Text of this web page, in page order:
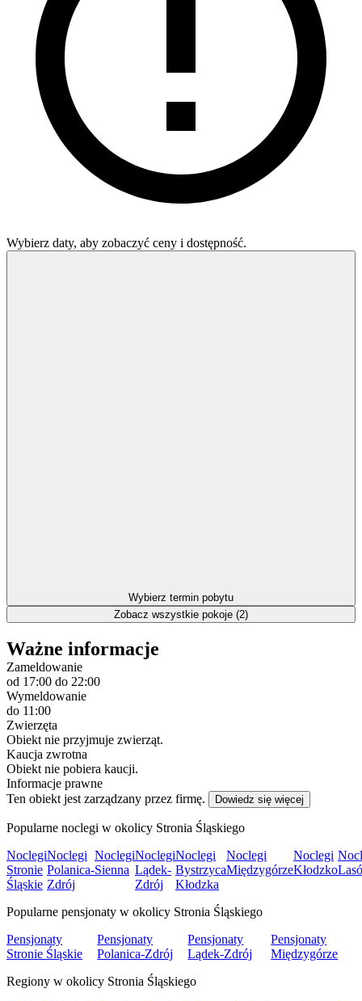
Wybierz daty, aby zobaczyć ceny i dostępność.
Wybierz termin pobytu
Zobacz wszystkie pokoje (2)
Ważne informacje
Zameldowanie
od 17:00 do 22:00
Wymeldowanie
do 11:00
Zwierzęta
Obiekt nie przyjmuje zwierząt.
Kaucja zwrotna
Obiekt nie pobiera kaucji.
Informacje prawne
Ten obiekt jest zarządzany przez firmę.
Dowiedz się więcej
Popularne noclegi w okolicy Stronia Śląskiego
Noclegi
Stronie
Śląskie
Noclegi
Polanica-
Zdrój
Noclegi
Sienna
Noclegi
Lądek-
Zdrój
Noclegi
Bystrzyca
Kłodzka
Noclegi
Międzygórze
Noclegi
Kłodzko
Popularne pensjonaty w okolicy Stronia Śląskiego
Pensjonaty
Stronie Śląskie
Pensjonaty
Polanica-Zdrój
Pensjonaty
Lądek-Zdrój
Pensjonaty
Międzygórze
Regiony w okolicy Stronia Śląskiego